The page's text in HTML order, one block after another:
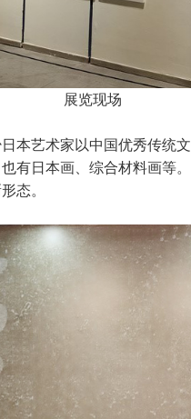
展览现场
本艺术家以中国优秀传统
有日本画、综合材料画等
态。